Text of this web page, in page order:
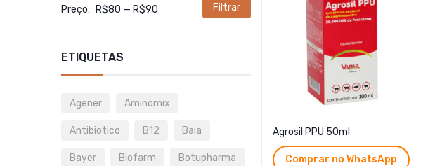
Filtrar
Preço: R$80 — R$90
ETIQUETAS
Agener Aminomix
Antibiotico B12 Baia
Bayer Biofarm Botupharma
Agrosil PPU 50ml
Comprar no WhatsApp